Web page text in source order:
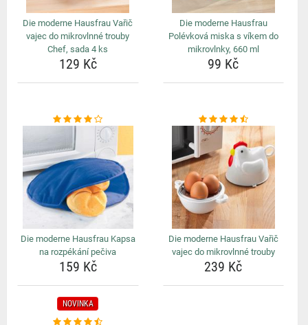
Die moderne Hausfrau Vařič
vajec do mikrovlnné trouby
Chef, sada 4 ks
129 Kč
Die moderne Hausfrau
Polévková miska s víkem do
mikrovlnky, 660 ml
99 Kč
Die moderne Hausfrau Kapsa
na rozpékání pečiva
159 Kč
Die moderne Hausfrau Vařič
vajec do mikrovlnné trouby
239 Kč
NOVINKA